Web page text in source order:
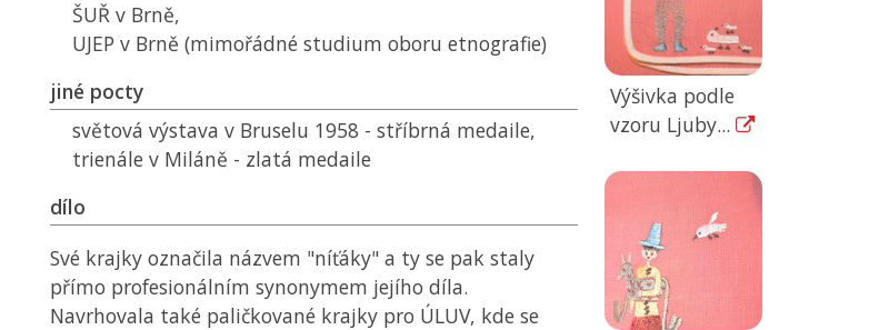
ŠUŘ v Brně,
UJEP v Brně (mimořádné studium oboru etnografie)
jiné pocty
světová výstava v Bruselu 1958 - stříbrná medaile,
trienále v Miláně - zlatá medaile
dílo
Své krajky označila názvem "níťáky" a ty se pak staly
přímo profesionálním synonymem jejího díla.
Navrhovala také paličkované krajky pro ÚLUV, kde se
Výšivka podle
vzoru Ljuby...